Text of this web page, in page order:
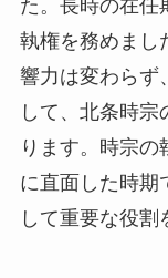
た。長時の在任
執権を務めまし
響力は変わらず
して、北条時
ります。時宗
に直面した時期
して重要な役割